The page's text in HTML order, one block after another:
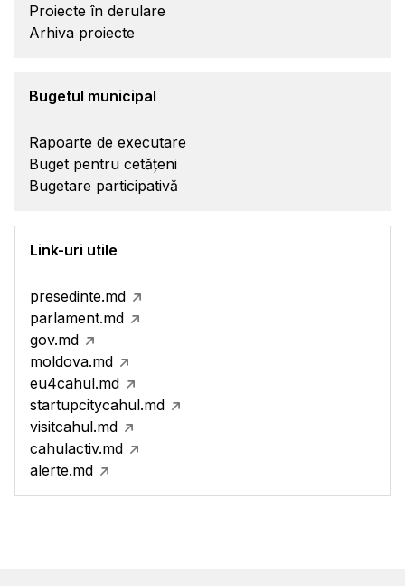
Proiecte în derulare
Arhiva proiecte
Bugetul municipal
Rapoarte de executare
Buget pentru cetățeni
Bugetare participativă
Link-uri utile
presedinte.md
parlament.md
gov.md
moldova.md
eu4cahul.md
startupcitycahul.md
visitcahul.md
cahulactiv.md
alerte.md